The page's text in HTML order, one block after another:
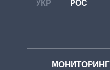
УКР РОС
МОНИТОРИНГ